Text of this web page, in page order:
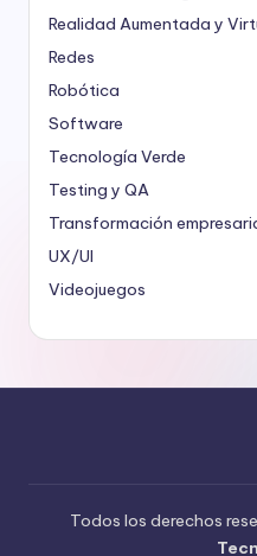
Realidad Aumentada y
Redes
Robótica
Software
Tecnología Verde
Testing y QA
Transformación
UX/UI
Videojuegos
Todos los derechos